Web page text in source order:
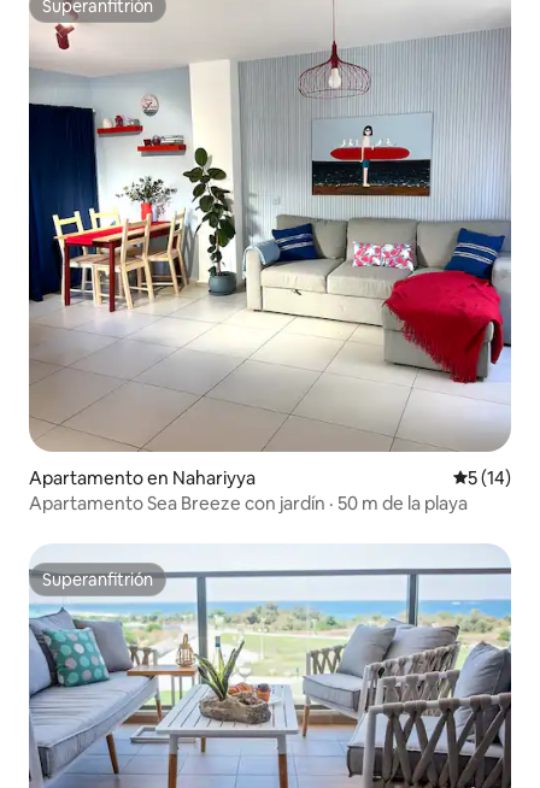
Superanfitrión
Superanfitrión
Apartamento en Nahariyya
5 (14)
Apartamento Sea Breeze con jardín · 50 m de la playa
Superanfitrión
Superanfitrión